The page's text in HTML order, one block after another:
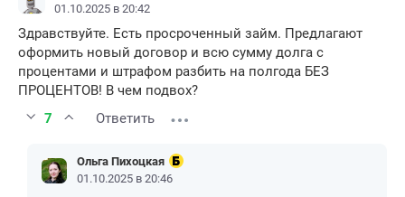
01.10.2025 в 20:42
Здравствуйте. Есть просроченный займ. Предлагают
оформить новый договор и всю сумму долга с
процентами и штрафом разбить на полгода БЕЗ
ПРОЦЕНТОВ! В чем подвох?
7
Ответить
Ольга Пихоцкая
01.10.2025 в 20:46